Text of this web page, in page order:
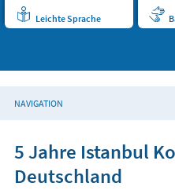
Leichte Sprache
NAVIGATION
5 Jahre Istanbul
Deutschland